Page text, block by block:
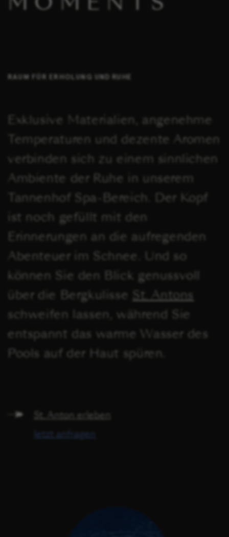
Impressionen
Tisch
Partner
Buchungsinfos
RAUM FÜR ERHOLUNG UND RUHE
Exklusive Materialien, angenehme
Temperaturen und dezente Aromen
verbinden sich zu einem sinnlichen
Ambiente der Ruhe in unserem
Tannenhof Spa-Bereich. Der Kopf
ist noch gefüllt mit den
Erinnerungen an die aufregenden
Abenteuer im Schnee. Und so
können Sie den Blick genussvoll
über die Bergkulisse St. Antons
schweifen lassen, während Sie
entspannt das warme Wasser des
Pools auf der Haut spüren.
St. Anton erleben
Jetzt anfragen